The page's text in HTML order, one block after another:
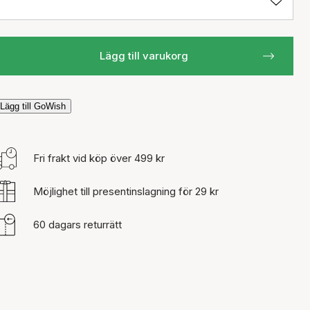
Lägg till varukorg
Lägg till GoWish
Fri frakt vid köp över 499 kr
Möjlighet till presentinslagning för 29 kr
60 dagars returrätt